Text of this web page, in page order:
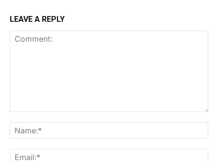
LEAVE A REPLY